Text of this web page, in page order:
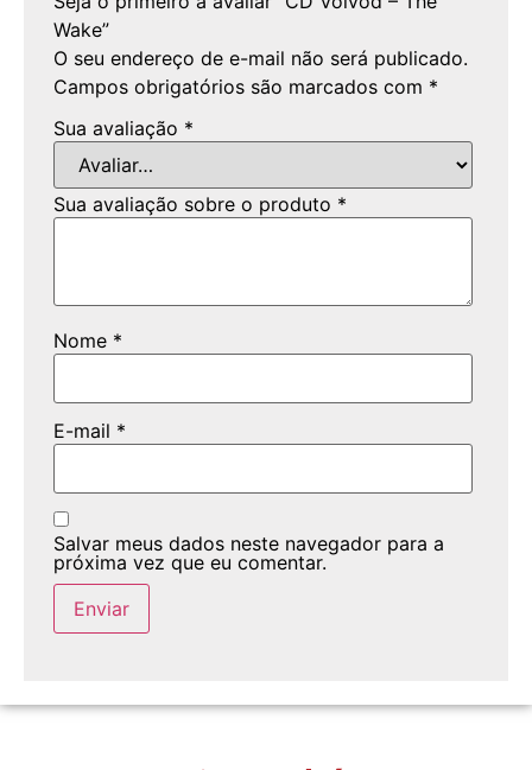
Wake”
O seu endereço de e-mail não será publicado.
Campos obrigatórios são marcados com *
Sua avaliação *
Sua avaliação sobre o produto *
Nome *
E-mail *
Salvar meus dados neste navegador para a
próxima vez que eu comentar.